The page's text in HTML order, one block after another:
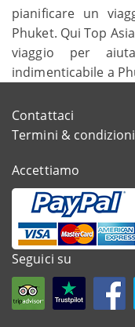
pianificare un
Phuket. Qui Top
viaggio per
indimenticabile a
Contattaci
Termini & condizioni
Accettiamo
Seguici su